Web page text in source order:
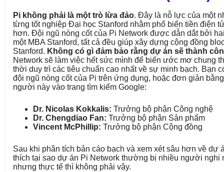
Pi không phải là một trò lừa đảo. Đây là nỗ lực của một
từng tốt nghiệp Đại học Stanford nhằm phổ biến tiền điện
hơn. Đội ngũ nòng cốt của Pi Network được dẫn dắt bởi
một MBA Stanford, tất cả đều giúp xây dựng cộng đồng
Stanford. Không có gì đảm bảo rằng dự án sẽ thành
Network sẽ làm việc hết sức mình để biến ước mơ chung
thời duy trì các tiêu chuẩn cao nhất về sự minh bạch. Bạn
đội ngũ nòng cốt của Pi trên ứng dụng, hoặc đơn giản
người này vào trang tìm kiếm Google:
Dr. Nicolas Kokkalis: Trưởng bộ phận Công nghệ
Dr. Chengdiao Fan: Trưởng bộ phận Sản phẩm
Vincent McPhillip: Trưởng bộ phận Cộng đồng
Sau khi phân tích bản cáo bạch và xem xét sâu hơn về dự
thích tại sao dự án Pi Network thường bị nhiều người nghi
nhưng thực tế thì không phải vậy.